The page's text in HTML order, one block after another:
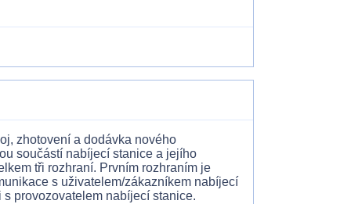
zhotovení a dodávka nového
součástí nabíjecí stanice a jejího
tři rozhraní. Prvním rozhraním je
s uživatelem/zákazníkem nabíjecí
provozovatelem nabíjecí stanice.